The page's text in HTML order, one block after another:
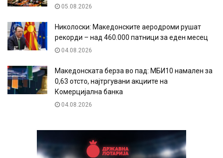
05.08.2026
Николоски: Македонските аеродроми рушат
рекорди – над 460.000 патници за еден месец
04.08.2026
Македонската берза во пад: МБИ10 намален за
0,63 отсто, најтргувани акциите на
Комерцијална банка
04.08.2026